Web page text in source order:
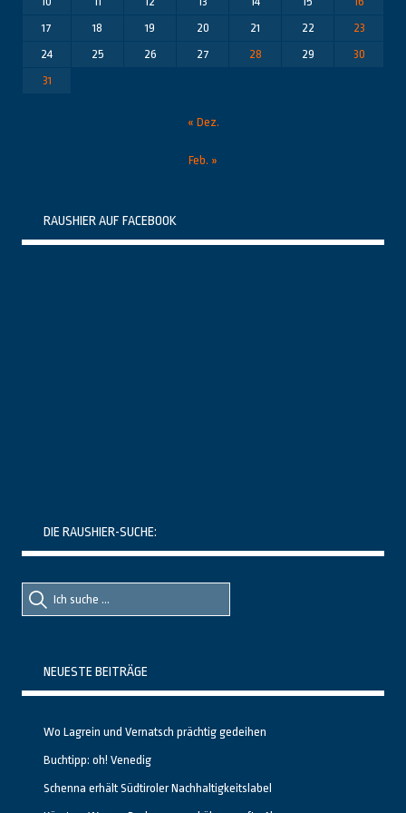
17
18 19 20 21 22
23
24
25 26 27 28 29
30
31
« Dez.
Feb. »
RAUSHIER AUF FACEBOOK
DIE RAUSHIER-SUCHE:
Suche
nach::
Suche
nach:
NEUESTE BEITRÄGE
Wo Lagrein und Vernatsch prächtig gedeihen
Buchtipp: oh! Venedig
Schenna erhält Südtiroler Nachhaltigkeitslabel